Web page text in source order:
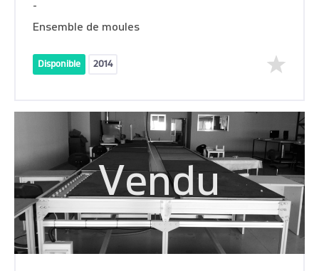
-
Ensemble de moules
Disponible 2014
Vendu